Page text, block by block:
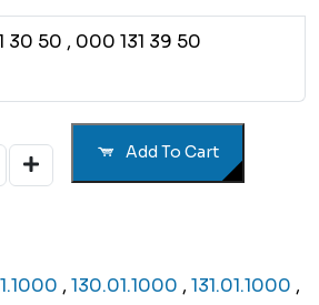
30 50 , 000 131 39 50
Add To Cart
, 130.01.1000 , 131.01.1000 ,